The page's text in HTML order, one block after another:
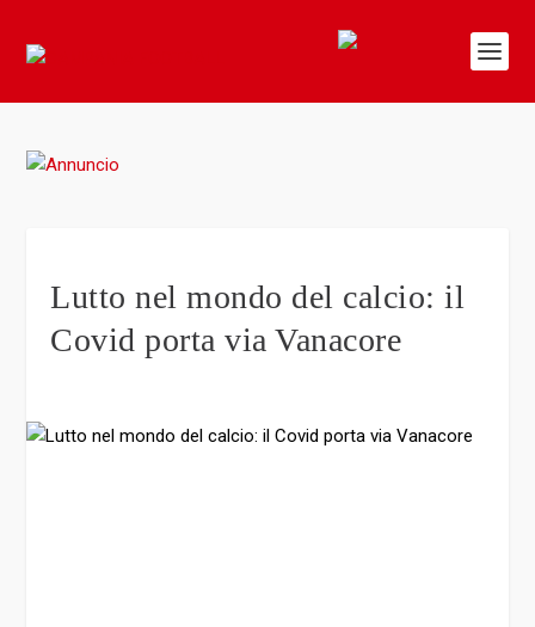
Lutto nel mondo del calcio: il
Covid porta via Vanacore